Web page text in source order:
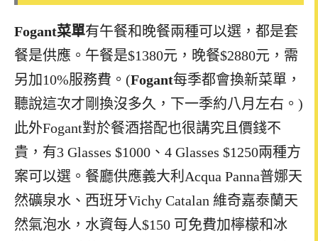
Fogant菜單有午餐和晚餐兩種可以選，都是套
餐是供應。午餐是$1380元，晚餐$2880元，需
另加10%服務費。 (Fogant每季都會換新菜單，
聽說這次才剛換沒多久，下一季約八月左右。 )
此外Fogant對於餐酒搭配也很講究且價錢不
貴，有3 Glasses $1000、4 Glasses $1250兩種方
案可以選。餐廳供應義大利Acqua Panna普娜天
然礦泉水、西班牙Vichy Catalan 維奇嘉泰蘭天
然氣泡水，水資每人$150 可免費加檸檬和冰